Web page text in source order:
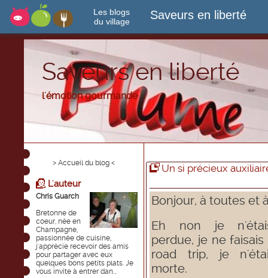
Les blogs
du village
Saveurs en liberté
Saveurs en liberté
l'émotion gourmande
> Accueil du blog <
L'auteur
Chris Guarch
Bretonne de
coeur, née en
Champagne,
passionnée de cuisine,
j'apprécie recevoir des amis
pour partager avec eux
quelques bons petits plats. Je
vous invite à entrer dan...
Un si précieux
Bonjour, à toutes et
Eh non je
perdue, je ne
road trip, je
morte.